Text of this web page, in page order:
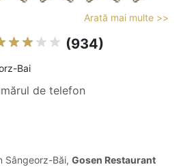
Arată mai multe >>
(934)
Bai
de telefon
Sângeorz-Băi, Gosen Restaurant